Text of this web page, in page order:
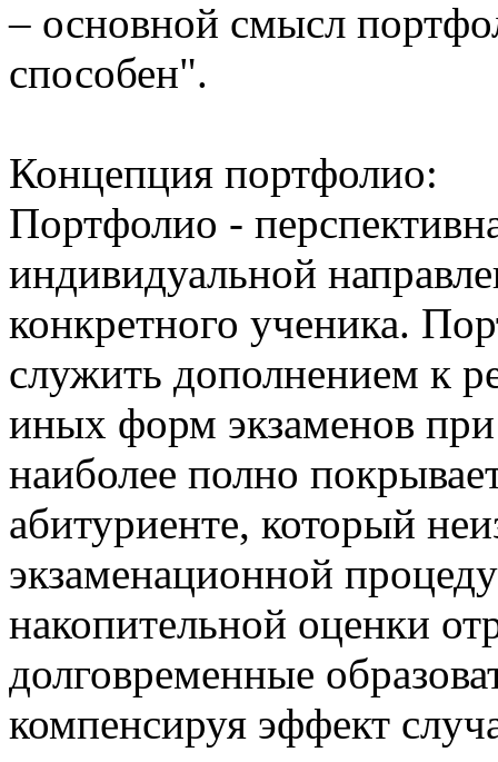
– основной смысл
способен".
Концепция портфолио:
Портфолио -
индивидуальной
конкретного ученика.
служить дополнением к
иных форм экзаменов
наиболее полно
абитуриенте, который
экзаменационной
накопительной оценки
долговременные
компенсируя эффект